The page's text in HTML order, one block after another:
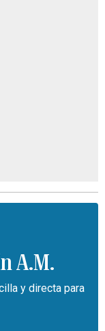
A.M.
y directa para